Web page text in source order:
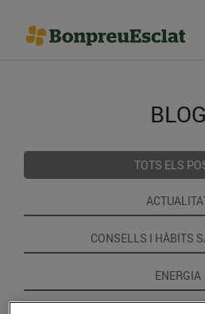
BLOG
TOTS ELS
CONSELLS I HÀBITS
ENERGIA